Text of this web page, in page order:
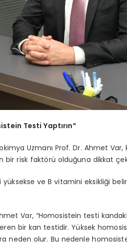
Testi Yaptırın”
Uzmanı Prof. Dr. Ahmet
bir risk faktörü olduğuna dikkat
yüksekse ve B vitamini eksikliği
Var, “Homosistein testi
bir kan testidir. Yüksek
neden olur. Bu nedenle